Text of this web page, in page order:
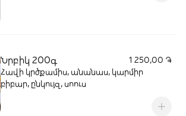
Նրբիկ 200գ
1 250,00 ֏
Հավի կրծքամիս, անանաս, կարմիր
բիբար, ընկույզ, սոուս